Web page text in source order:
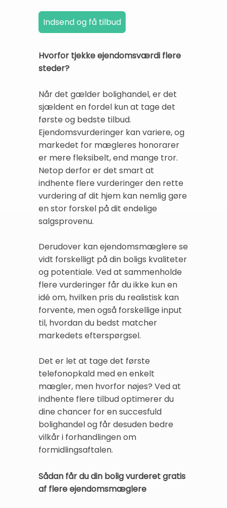
Hvorfor tjekke ejendomsværdi flere
steder?
Når det gælder bolighandel, er det
sjældent en fordel kun at tage det
første og bedste tilbud.
Ejendomsvurderinger kan variere, og
markedet for mægleres honorarer
er mere fleksibelt, end mange tror.
Netop derfor er det smart at
indhente flere vurderinger den rette
vurdering af dit hjem kan nemlig gøre
en stor forskel på dit endelige
salgsprovenu.
Derudover kan ejendomsmæglere se
vidt forskelligt på din boligs kvaliteter
og potentiale. Ved at sammenholde
flere vurderinger får du ikke kun en
idé om, hvilken pris du realistisk kan
forvente, men også forskellige input
til, hvordan du bedst matcher
markedets efterspørgsel.
Det er let at tage det første
telefonopkald med en enkelt
mægler, men hvorfor nøjes? Ved at
indhente flere tilbud optimerer du
dine chancer for en succesfuld
bolighandel og får desuden bedre
vilkår i forhandlingen om
formidlingsaftalen.
Sådan får du din bolig vurderet gratis
af flere ejendomsmæglere